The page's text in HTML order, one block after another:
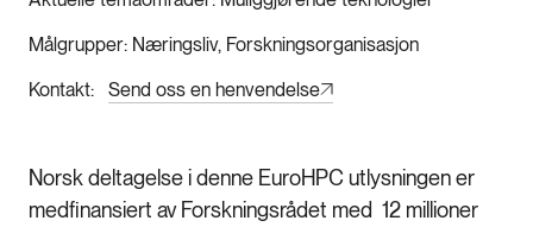
Målgrupper Næringsliv, Forskningsorganisasjon
Kontakt
Send oss en henvendelse
Norsk deltagelse i denne EuroHPC utlysningen er
medfinansiert av Forskningsrådet med 12 millioner